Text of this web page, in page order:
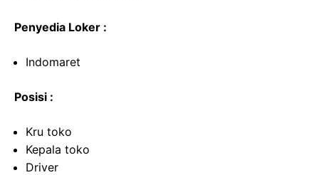
Penyedia Loker :
Indomaret
Posisi :
Kru toko
Kepala toko
Driver